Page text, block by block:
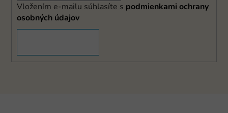
Vložením e-mailu súhlasíte s podmienkami ochrany
osobných údajov